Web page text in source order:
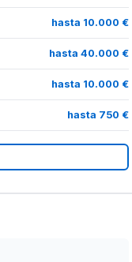
hasta 10.000 €
hasta 40.000 €
hasta 10.000 €
hasta 750 €